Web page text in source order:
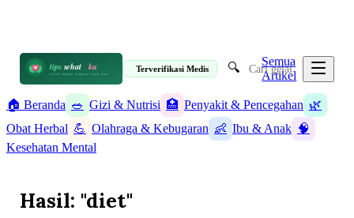
tipssehat ku
HIDUP SEHAT DIMULAI DARI SINI
Terverifikasi Medis 🔍
Semua
Artikel
🏠 Beranda 🥗 Gizi & Nutrisi 🏥 Penyakit & Pencegahan 🌿
Obat Herbal 💪 Olahraga & Kebugaran 👶 Ibu & Anak 🧠
Kesehatan Mental
Hasil: "diet"